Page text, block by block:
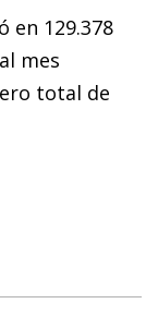
en 129.378
mes
total de